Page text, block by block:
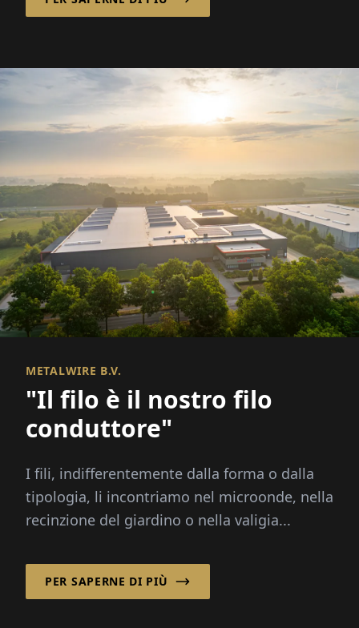
METALWIRE B.V.
"Il filo è il nostro filo
conduttore"
I fili, indifferentemente dalla forma o dalla
tipologia, li incontriamo nel microonde, nella
recinzione del giardino o nella valigia...
PER SAPERNE DI PIÙ